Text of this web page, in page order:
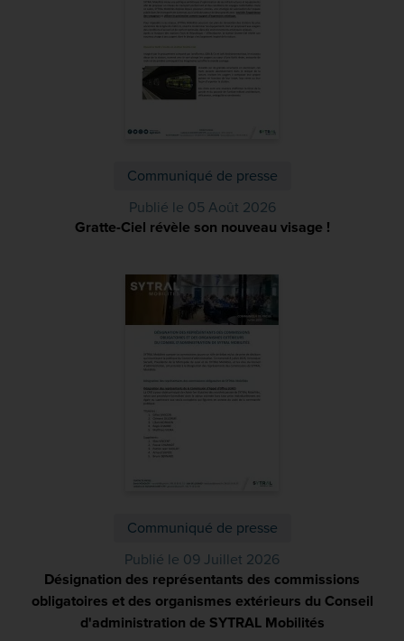
Communiqué de presse
Publié le 05 Août 2026
Gratte-Ciel révèle son nouveau visage !
Communiqué de presse
Publié le 09 Juillet 2026
Désignation des représentants des commissions
obligatoires et des organismes extérieurs du Conseil
d'administration de SYTRAL Mobilités